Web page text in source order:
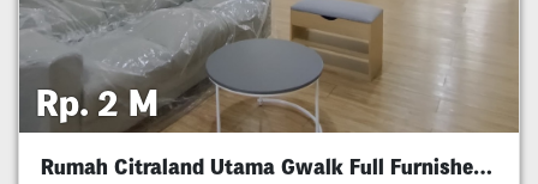
Rp. 2 M
Rumah Citraland Utama Gwalk Full Furnished Murah